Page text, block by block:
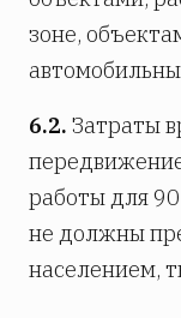
зоне,
6.2. Затраты
работы для
не должны
населением,